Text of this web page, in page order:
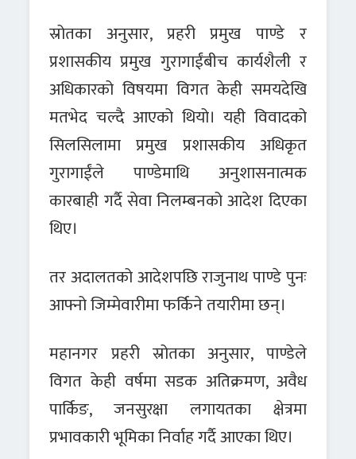
स्रोतका अनुसार, प्रहरी प्रमुख पाण्डे र
प्रशासकीय प्रमुख गुरागाईंबीच कार्यशैली र
अधिकारको विषयमा विगत केही समयदेखि
मतभेद चल्दै आएको थियो। यही विवादको
सिलसिलामा प्रमुख प्रशासकीय अधिकृत
गुरागाईंले पाण्डेमाथि अनुशासनात्मक
कारबाही गर्दै सेवा निलम्बनको आदेश दिएका
थिए।
तर अदालतको आदेशपछि राजुनाथ पाण्डे पुनः
आफ्नो जिम्मेवारीमा फर्किने तयारीमा छन्।
महानगर प्रहरी स्रोतका अनुसार, पाण्डेले
विगत केही वर्षमा सडक अतिक्रमण, अवैध
पार्किङ, जनसुरक्षा लगायतका क्षेत्रमा
प्रभावकारी भूमिका निर्वाह गर्दै आएका थिए।